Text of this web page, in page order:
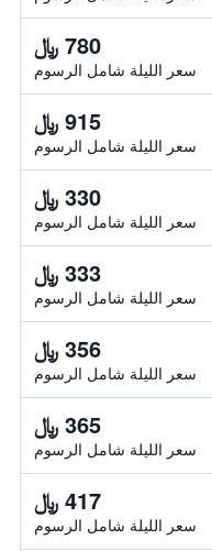
780 ﷼
سعر الليلة شامل الرسوم
915 ﷼
سعر الليلة شامل الرسوم
330 ﷼
سعر الليلة شامل الرسوم
333 ﷼
سعر الليلة شامل الرسوم
356 ﷼
سعر الليلة شامل الرسوم
365 ﷼
سعر الليلة شامل الرسوم
417 ﷼
سعر الليلة شامل الرسوم